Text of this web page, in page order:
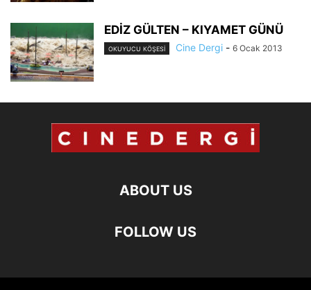
EDİZ GÜLTEN – KIYAMET GÜNÜ
OKUYUCU KÖŞESI Cine Dergi - 6 Ocak 2013
ABOUT US
FOLLOW US